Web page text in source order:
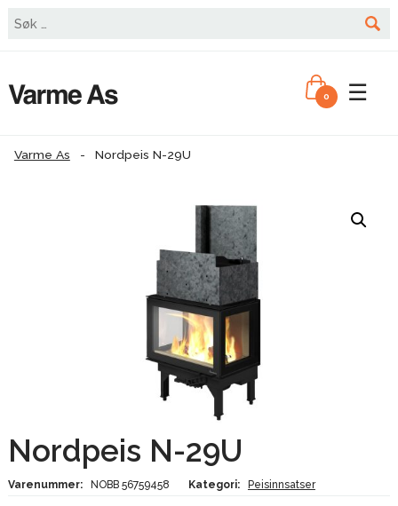
☰
0
Varme As - Nordpeis N-29U
Nordpeis N-29U
Varenummer: NOBB 56759458 Kategori: Peisinnsatser